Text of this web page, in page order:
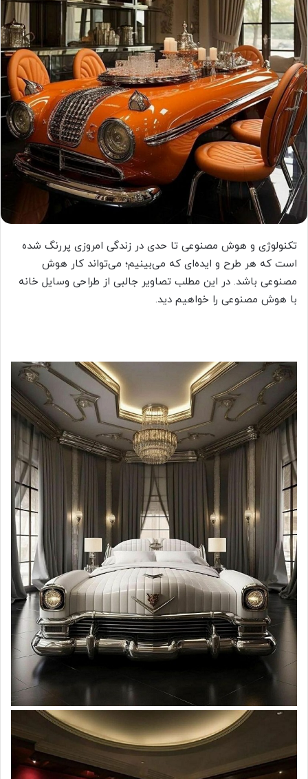
تکنولوژی و هوش مصنوعی تا حدی در زندگی امروزی پررنگ شده
است که هر طرح و ایده‌ای که می‌بینیم؛ می‌تواند کار هوش
مصنوعی باشد. در این مطلب تصاویر جالبی از طراحی وسایل خانه
با هوش مصنوعی را خواهیم دید.